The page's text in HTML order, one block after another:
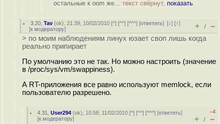
остальные к oom же... текст свёрнут, показать
3.20 ,Tav (ok), 21:39, 10/02/2010 [^] [^^] [^^^] [ответить][↓] [↑]
[к модератору] + / –
> по моим наблюдениям линух юзает своп лишь когда
реально припирает
По умолчанию это не так. Но можно настроить (значение
в /proc/sys/vm/swappiness).
А RT-приложения все равно используют memlock, если
пользователю разрешено.
4.31 ,User294 (ok), 10:58, 11/02/2010 [^] [^^] [^^^] [ответить]
[к модератору]
–4
+ / –